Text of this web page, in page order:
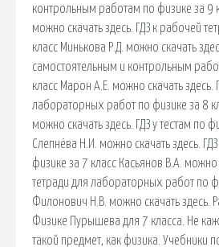
контрольным работам по физике за 9
можно скачать здесь. ГДЗ к рабочей
класс Минькова Р.Д. можно скачать
самостоятельным и контрольным
класс Марон А.Е. можно скачать здесь.
лабораторных работ по физике за 8
можно скачать здесь. ГДЗ у тестам по
Слепнёва Н.И. можно скачать здесь.
физике за 7 класс Касьянов В.А. можно
тетради для лабораторных работ по
Филонович Н.В. можно скачать здесь.
Физике Пурышева для 7 класса. Не
такой предмет, как физика. Учебники